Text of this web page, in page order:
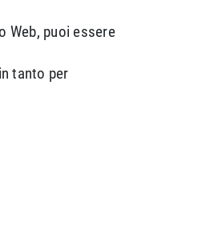
Web, puoi essere
tanto per